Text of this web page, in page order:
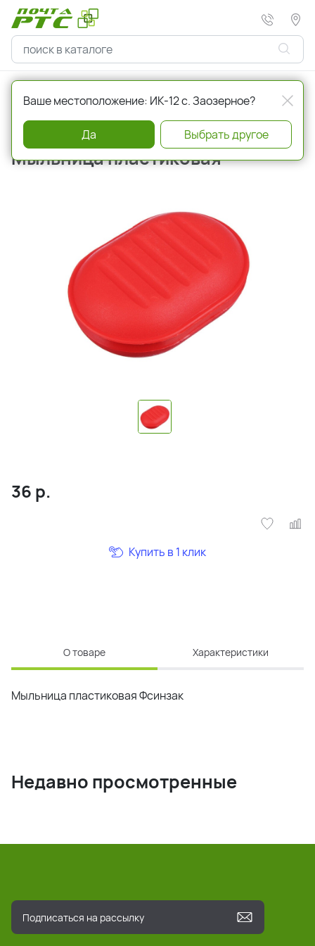
Главная Красота и здоровье Мыло
Артикул 232675
Мыльница пластиковая
36 р.
Купить в 1 клик
О товаре Характеристики
Мыльница пластиковая Фсинзак
Недавно просмотренные
Ваше местоположение: ИК-12 с. Заозерное?
Да Выбрать другое